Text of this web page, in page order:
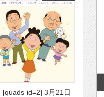
[quads id=2] 3月21日